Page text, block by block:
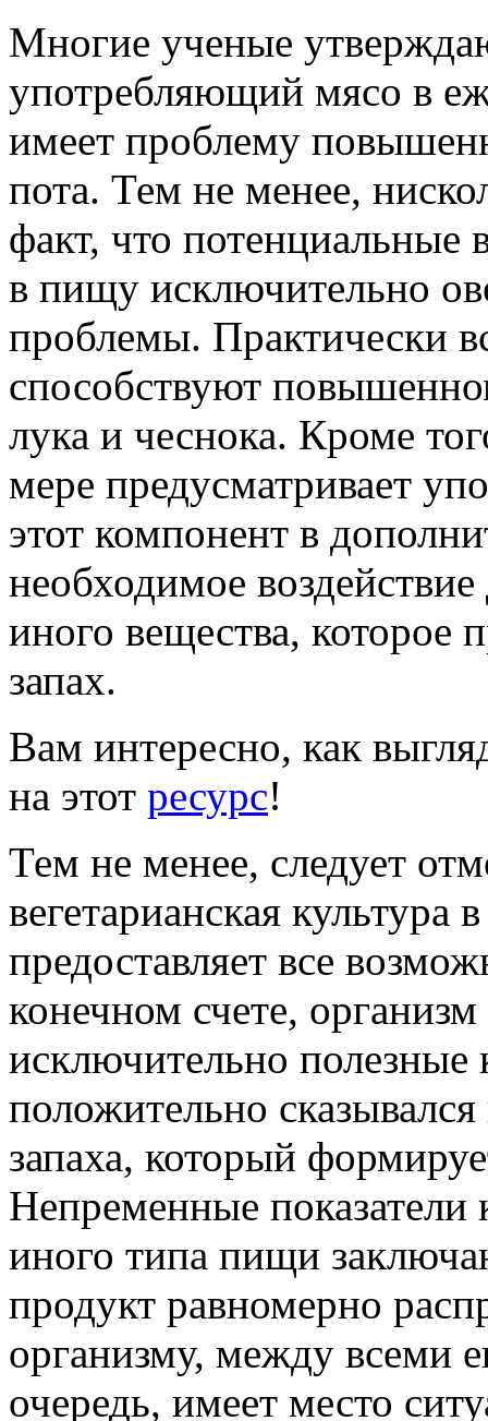
Многие ученые
употребляющий мясо в
имеет проблему
пота. Тем не менее,
факт, что потенциальные
в пищу исключительно
проблемы. Практически
способствуют
лука и чеснока. Кроме
мере предусматривает
этот компонент в
необходимое
иного вещества, которое
запах.
Вам интересно, как
на этот ресурс!
Тем не менее, следует
вегетарианская
предоставляет все
конечном счете,
исключительно
положительно
запаха, который
Непременные показатели
иного типа пищи
продукт равномерно
организму, между всеми
очередь, имеет место